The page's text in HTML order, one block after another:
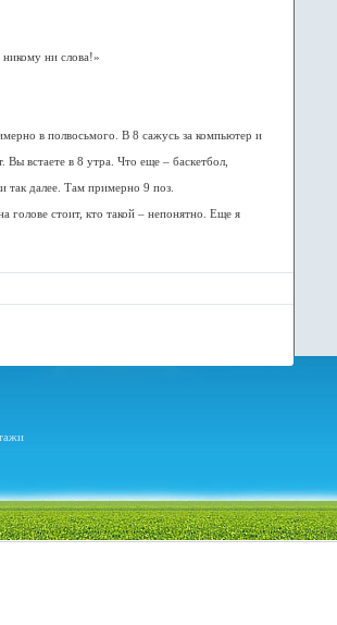
ни слова!»
в полвосьмого. В 8 сажусь за компьютер и
встаете в 8 утра. Что еще – баскетбол,
так далее. Там примерно 9 поз.
голове стоит, кто такой – непонятно. Еще я